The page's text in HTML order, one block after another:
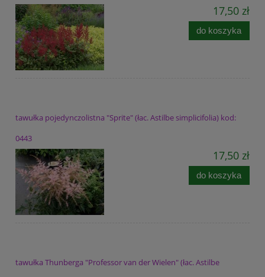
17,50 zł
do koszyka
tawułka pojedynczolistna "Sprite" (łac. Astilbe simplicifolia) kod:
0443
17,50 zł
do koszyka
tawułka Thunberga "Professor van der Wielen" (łac. Astilbe